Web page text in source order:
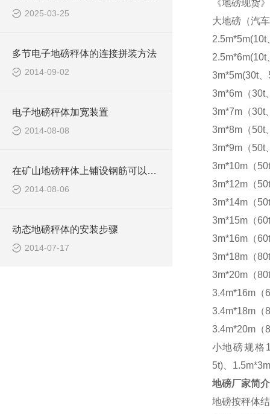
2025-03-25
多节电子地磅秤体的连接拼装方法
2014-09-02
电子地磅秤体加宽装置
2014-08-08
在矿山地磅秤体上铺设钢筋可以防滑
2014-08-06
动态地磅秤体的安装步骤
2014-07-17
《地磅现货
大地磅（汽
2.5m*5m(10t
2.5m*6m(10t
3m*5m(30t、
3m*6m（30t
3m*7m（30t
3m*8m（50t
3m*9m（50t
3m*10m（
3m*12m（
3m*14m（
3m*15m（
3m*16m（
3m*18m（
3m*20m（
3.4m*16m（
3.4m*18m（
3.4m*20m（
小地磅规格
5t)、
地磅厂家简
地磅按秤体